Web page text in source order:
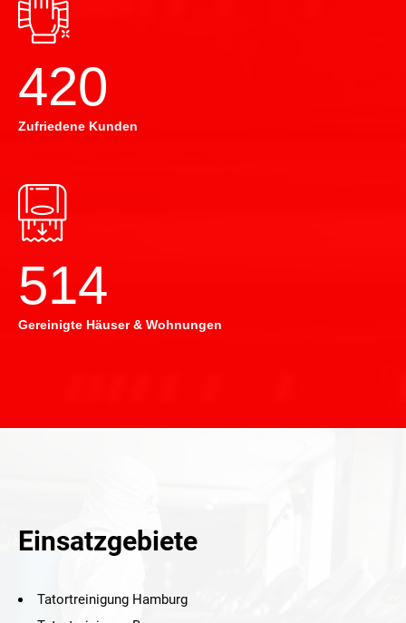
420
Zufriedene Kunden
514
Gereinigte Häuser & Wohnungen
Einsatzgebiete
Tatortreinigung Hamburg